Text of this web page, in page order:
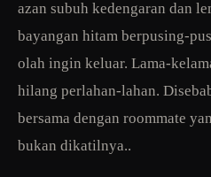
azan subuh kedengaran dan
bayangan hitam berpusing-
olah ingin keluar. Lama-
hilang perlahan-lahan.
bersama dengan roommate
bukan dikatilnya..